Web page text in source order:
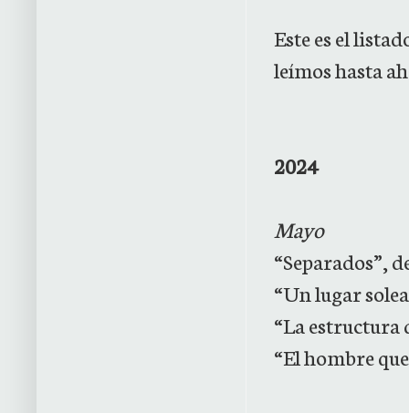
Este es el
leímos hasta
2024
Mayo
“Separados”,
“Un lugar
“La estructura
“El hombre